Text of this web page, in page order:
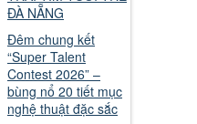
ĐÀ NẴNG
Đêm chung kết
“Super Talent
Contest 2026” –
bùng nổ 20 tiết mục
nghệ thuật đặc sắc